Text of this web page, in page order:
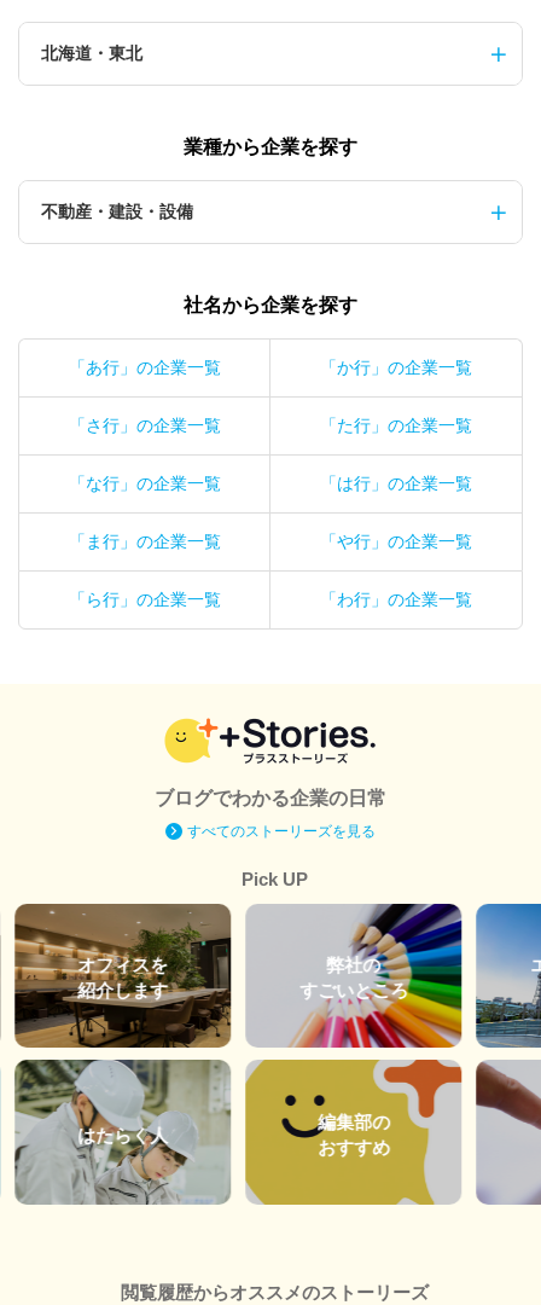
北海道・東北
業種から企業を探す
不動産・建設・設備
社名から企業を探す
「あ行」の企業一覧 「か行」の企業一覧
「さ行」の企業一覧 「た行」の企業一覧
「な行」の企業一覧 「は行」の企業一覧
「ま行」の企業一覧 「や行」の企業一覧
「ら行」の企業一覧 「わ行」の企業一覧
ブログでわかる企業の日常
すべてのストーリーズを見る
Pick UP
オフィスを
紹介します
はたらく人
弊社の
すごいところ
編集部の
おすすめ
閲覧履歴からオススメのストーリーズ